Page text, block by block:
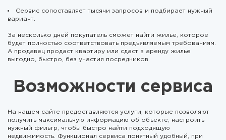
Сервис сопоставляет тысячи запросов и подбирает нужный
вариант.
За несколько дней покупатель сможет найти жилье, которое
будет полностью соответствовать предъявляемым требованиям.
А продавец продаст квартиру или сдаст в аренду жилье
выгодно, быстро, без участия посредников.
Возможности сервиса
На нашем сайте предоставляются услуги, которые позволяют
получить максимальную информацию об объекте, настроить
нужный фильтр, чтобы быстро найти подходящую
недвижимость. Функционал сервиса понятный удобный, при